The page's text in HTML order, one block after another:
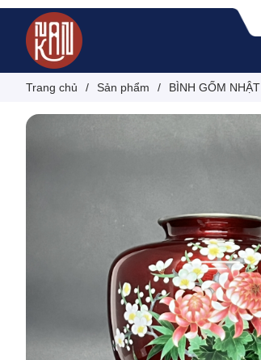
Trang chủ / Sản phẩm / BÌNH GỐM NHẬT